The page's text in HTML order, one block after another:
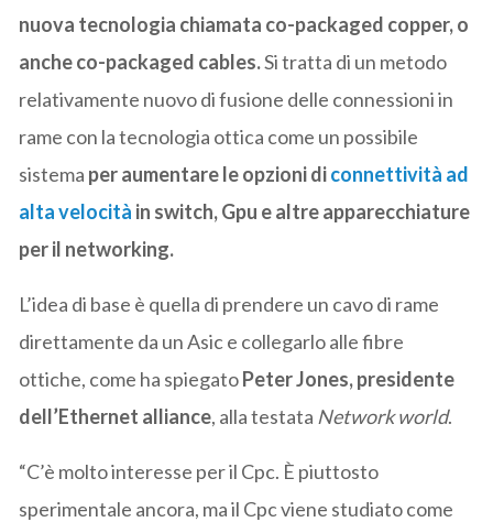
nuova tecnologia chiamata co-packaged copper, o
anche co-packaged cables.Si tratta di un metodo
relativamente nuovo di fusione delle connessioni in
rame con la tecnologia ottica come un possibile
sistema per aumentare le opzioni diconnettività ad
alta velocità in switch, Gpu e altre apparecchiature
per il networking.
L’idea di base è quella di prendere un cavo di rame
direttamente da un Asic e collegarlo alle fibre
ottiche, come ha spiegatoPeter Jones, presidente
dell’Ethernet alliance, alla testata Network world.
“C’è molto interesse per il Cpc. È piuttosto
sperimentale ancora, ma il Cpc viene studiato come